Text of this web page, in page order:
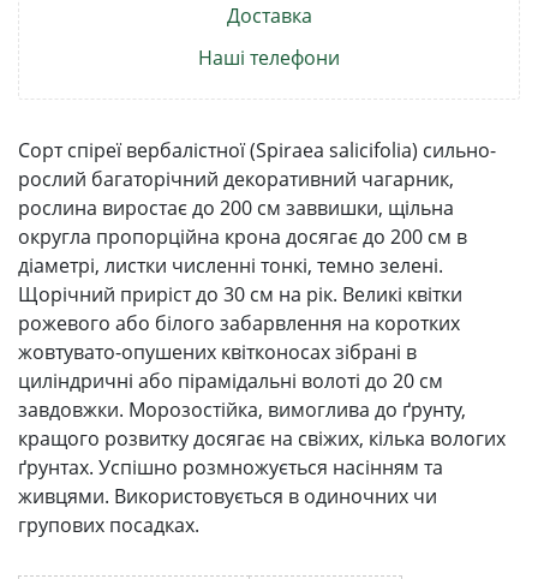
Доставка
Наші телефони
Сорт спіреї вербалістної (Spiraea salicifolia) сильно-
рослий багаторічний декоративний чагарник,
рослина виростає до 200 см заввишки, щільна
округла пропорційна крона досягає до 200 см в
діаметрі, листки численні тонкі, темно зелені.
Щорічний приріст до 30 см на рік. Великі квітки
рожевого або білого забарвлення на коротких
жовтувато-опушених квітконосах зібрані в
циліндричні або пірамідальні волоті до 20 см
завдовжки. Морозостійка, вимоглива до ґрунту,
кращого розвитку досягає на свіжих, кілька вологих
ґрунтах. Успішно розмножується насінням та
живцями. Використовується в одиночних чи
групових посадках.